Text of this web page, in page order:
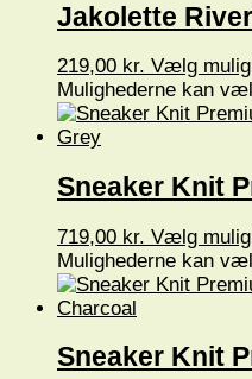
Jakolette
219,00 kr. Vælg
Mulighederne kan
Sneaker Knit
719,00 kr. Vælg
Mulighederne kan
Sneaker Knit